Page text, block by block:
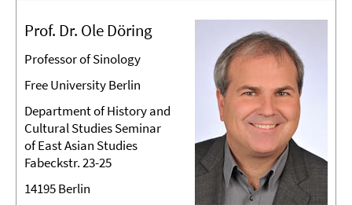
Prof. Dr. Ole Döring
Professor of Sinology
Free University Berlin
Department of History and
Cultural Studies Seminar
of East Asian Studies
Fabeckstr. 23-25
14195 Berlin